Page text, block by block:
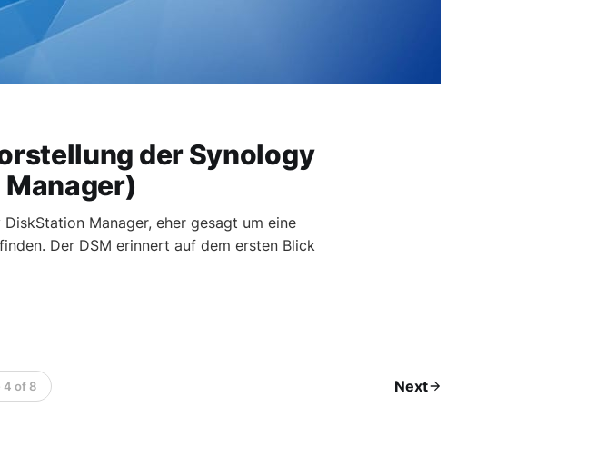
der Synology
Manager, eher gesagt um eine
Der DSM erinnert auf dem ersten Blick
4 of 8 Next